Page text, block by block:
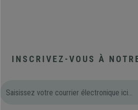
INSCRIVEZ-VOUS À